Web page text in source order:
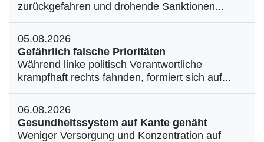
zurückgefahren und drohende Sanktionen...
05.08.2026
Gefährlich falsche Prioritäten
Während linke politisch Verantwortliche
krampfhaft rechts fahnden, formiert sich auf...
06.08.2026
Gesundheitssystem auf Kante genäht
Weniger Versorgung und Konzentration auf